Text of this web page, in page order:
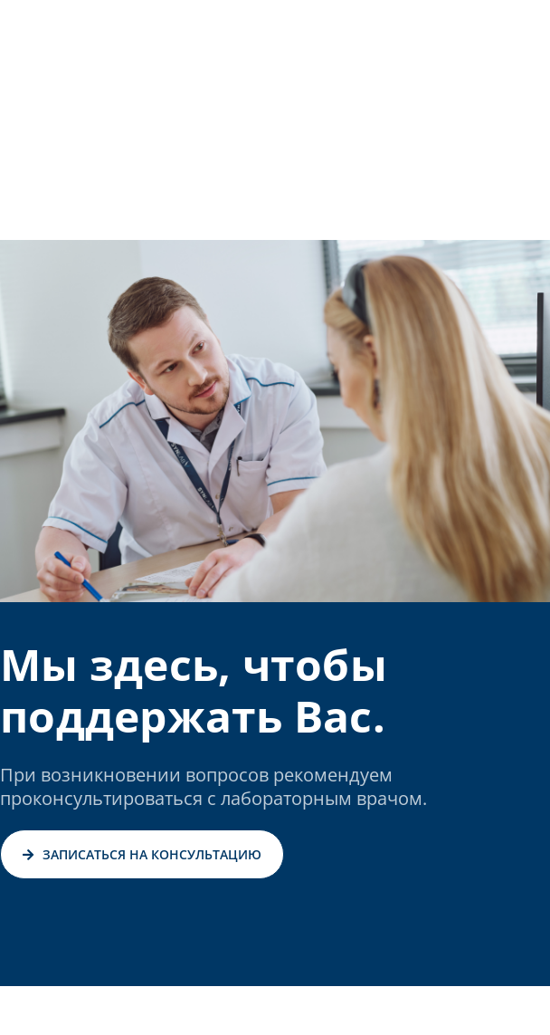
Мы здесь, чтобы
поддержать Вас.
При возникновении вопросов рекомендуем
проконсультироваться с лабораторным врачом.
ЗАПИСАТЬСЯ НА КОНСУЛЬТАЦИЮ